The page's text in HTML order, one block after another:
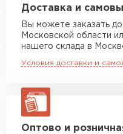
Машина до 20 тн до
Манипулятор до 5 тн
макс. длина груза 6 м
макс. длина груза 8 м
Манипулятор до 20
макс. длина груза
Доставка и
Вы можете заказать
Московской области
нашего склада в
Условия доставки и
Оптово и